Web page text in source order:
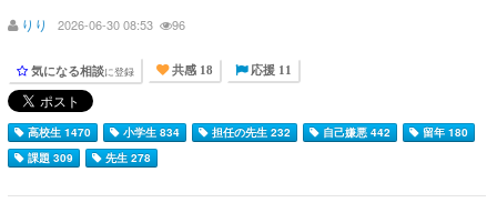
りり 2026-06-30 08:53 96
気になる相談に登録 共感 18 応援 11
高校生 1470 小学生 834 担任の先生 232 自己嫌悪 442
留年 180
課題 309
先生 278